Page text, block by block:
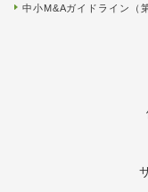
中小M&Aガイドライン（